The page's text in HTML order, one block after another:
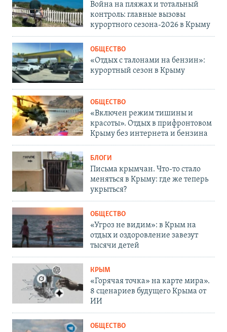
Война на пляжах и тотальный
контроль: главные вызовы
курортного сезона-2026 в Крыму
ОБЩЕСТВО
«Отдых с талонами на бензин»:
курортный сезон в Крыму
ОБЩЕСТВО
«Включен режим тишины и
красоты». Отдых в прифронтовом
Крыму без интернета и бензина
БЛОГИ
Письма крымчан. Что-то стало
меняться в Крыму: где же теперь
укрыться?
ОБЩЕСТВО
«Угроз не видим»: в Крым на
отдых и оздоровление завезут
тысячи детей
КРЫМ
«Горячая точка» на карте мира».
8 сценариев будущего Крыма от
ИИ
ОБЩЕСТВО